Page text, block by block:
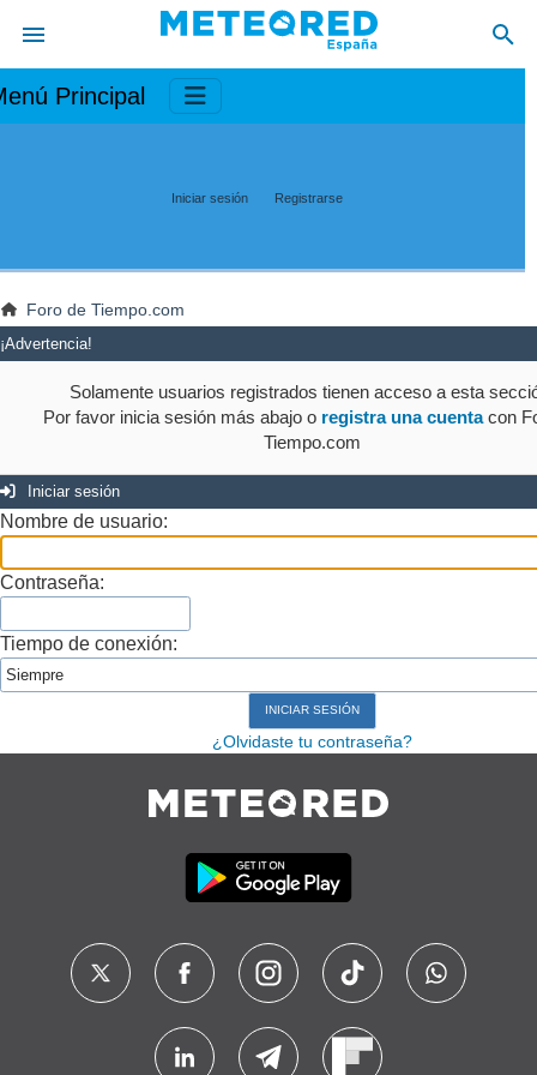
Principal
Iniciar sesión Registrarse
Foro de Tiempo.com
¡Advertencia!
Solamente usuarios registrados tienen acceso a esta
Por favor inicia sesión más abajo o registra una cuentacon
Tiempo.com
Iniciar sesión
Nombre de usuario:
Contraseña:
Tiempo de conexión:
¿Olvidaste tu contraseña?